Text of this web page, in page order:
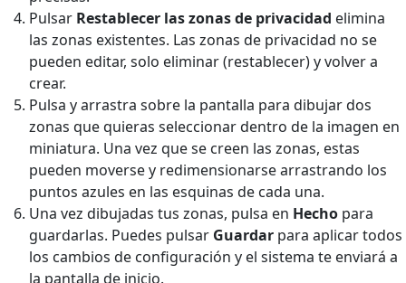
Pulsar Restablecer las zonas de privacidad elimina
las zonas existentes. Las zonas de privacidad no se
pueden editar, solo eliminar (restablecer) y volver a
crear.
Pulsa y arrastra sobre la pantalla para dibujar dos
zonas que quieras seleccionar dentro de la imagen en
miniatura. Una vez que se creen las zonas, estas
pueden moverse y redimensionarse arrastrando los
puntos azules en las esquinas de cada una.
Una vez dibujadas tus zonas, pulsa en Hecho para
guardarlas. Puedes pulsar Guardar para aplicar todos
los cambios de configuración y el sistema te enviará a
la pantalla de inicio.